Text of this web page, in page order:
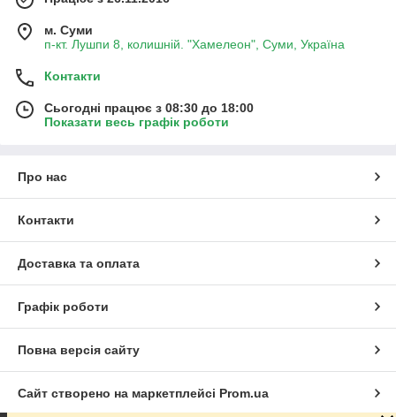
м. Суми
п-кт. Лушпи 8, колишній. "Хамелеон", Суми, Україна
Контакти
Сьогодні працює з 08:30 до 18:00
Показати весь графік роботи
Про нас
Контакти
Доставка та оплата
Графік роботи
Повна версія сайту
Сайт створено на маркетплейсі Prom.ua